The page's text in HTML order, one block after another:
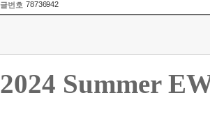
글번호 78736942
2024 Summer